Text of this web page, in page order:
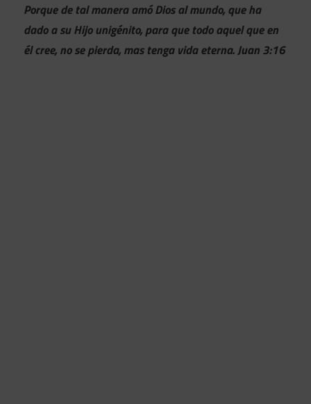
Porque de tal manera amó Dios al mundo, que ha
dado a su Hijo unigénito, para que todo aquel que en
él cree, no se pierda, mas tenga vida eterna. Juan 3:16